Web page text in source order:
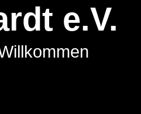
e.V.